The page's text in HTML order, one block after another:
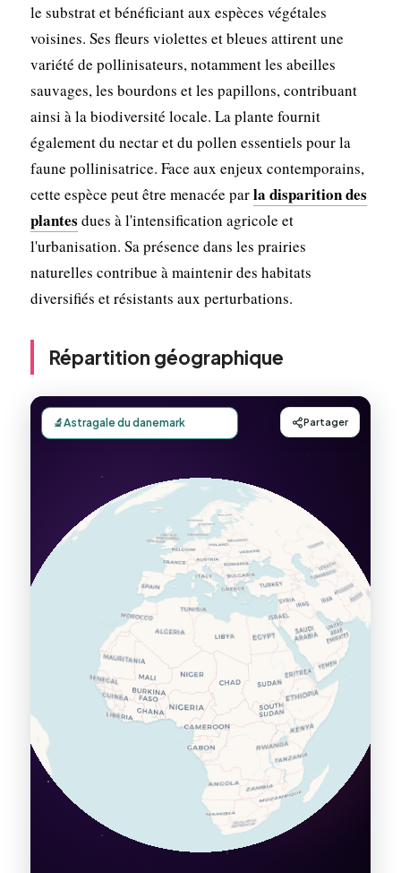
le substrat et bénéficiant aux espèces végétales
voisines. Ses fleurs violettes et bleues attirent une
variété de pollinisateurs, notamment les abeilles
sauvages, les bourdons et les papillons, contribuant
ainsi à la biodiversité locale. La plante fournit
également du nectar et du pollen essentiels pour la
faune pollinisatrice. Face aux enjeux contemporains,
cette espèce peut être menacée parla disparition des
plantes dues à l'intensification agricole et
l'urbanisation. Sa présence dans les prairies
naturelles contribue à maintenir des habitats
diversifiés et résistants aux perturbations.
Répartition géographique